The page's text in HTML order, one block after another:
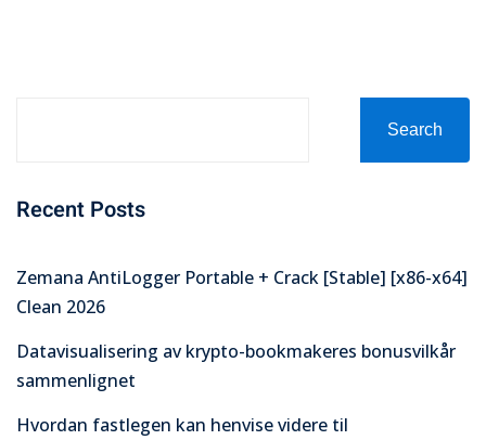
Search
Recent Posts
Zemana AntiLogger Portable + Crack [Stable] [x86-x64]
Clean 2026
Datavisualisering av krypto-bookmakeres bonusvilkår
sammenlignet
Hvordan fastlegen kan henvise videre til